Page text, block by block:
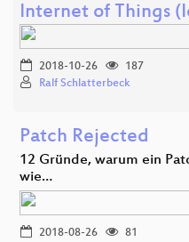
Internet of Things
2018-10-26
187
Ralf Schlatterbeck
Patch Rejected
12 Gründe, warum ein
wie…
2018-08-26
81